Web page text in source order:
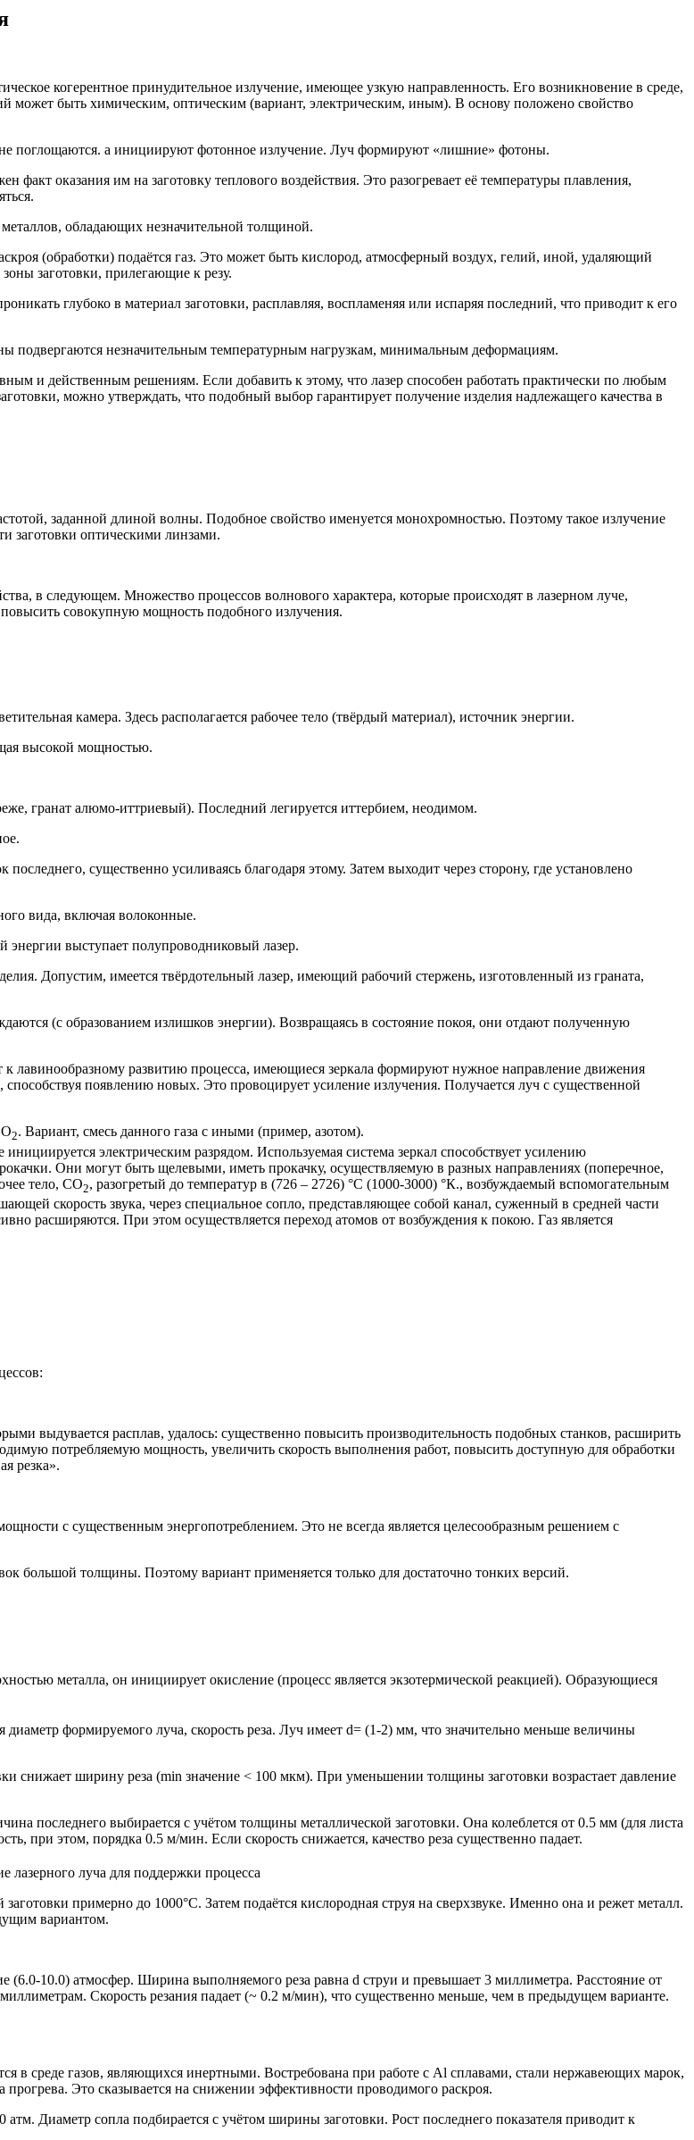
когерентное принудительное излучение, имеющее узкую направленность. Его возникновение в среде,
быть химическим, оптическим (вариант, электрическим, иным). В основу положено свойство
поглощаются. а инициируют фотонное излучение. Луч формируют «лишние» фотоны.
оказания им на заготовку теплового воздействия. Это разогревает её температуры плавления,
обладающих незначительной толщиной.
(обработки) подаётся газ. Это может быть кислород, атмосферный воздух, гелий, иной, удаляющий
заготовки, прилегающие к резу.
глубоко в материал заготовки, расплавляя, воспламеняя или испаряя последний, что приводит к его
подвергаются незначительным температурным нагрузкам, минимальным деформациям.
и действенным решениям. Если добавить к этому, что лазер способен работать практически по любым
можно утверждать, что подобный выбор гарантирует получение изделия надлежащего качества в
заданной длиной волны. Подобное свойство именуется монохромностью. Поэтому такое излучение
заготовки оптическими линзами.
в следующем. Множество процессов волнового характера, которые происходят в лазерном луче,
совокупную мощность подобного излучения.
камера. Здесь располагается рабочее тело (твёрдый материал), источник энергии.
высокой мощностью.
гранат алюмо-иттриевый). Последний легируется иттербием, неодимом.
существенно усиливаясь благодаря этому. Затем выходит через сторону, где установлено
вида, включая волоконные.
энергии выступает полупроводниковый лазер.
Допустим, имеется твёрдотельный лазер, имеющий рабочий стержень, изготовленный из граната,
(с образованием излишков энергии). Возвращаясь в состояние покоя, они отдают полученную
лавинообразному развитию процесса, имеющиеся зеркала формируют нужное направление движения
появлению новых. Это провоцирует усиление излучения. Получается луч с существенной
2. Вариант, смесь данного газа с иными (пример, азотом).
электрическим разрядом. Используемая система зеркал способствует усилению
Они могут быть щелевыми, иметь прокачку, осуществляемую в разных направлениях (поперечное,
тело, СО2, разогретый до температур в (726 – 2726) °С (1000-3000) °К., возбуждаемый вспомогательным
скорость звука, через специальное сопло, представляющее собой канал, суженный в средней части
расширяются. При этом осуществляется переход атомов от возбуждения к покою. Газ является
выдувается расплав, удалось: существенно повысить производительность подобных станков, расширить
потребляемую мощность, увеличить скорость выполнения работ, повысить доступную для обработки
резка».
с существенным энергопотреблением. Это не всегда является целесообразным решением с
большой толщины. Поэтому вариант применяется только для достаточно тонких версий.
металла, он инициирует окисление (процесс является экзотермической реакцией). Образующиеся
формируемого луча, скорость реза. Луч имеет d= (1-2) мм, что значительно меньше величины
снижает ширину реза (min значение < 100 мкм). При уменьшении толщины заготовки возрастает давление
последнего выбирается с учётом толщины металлической заготовки. Она колеблется от 0.5 мм (для листа
при этом, порядка 0.5 м/мин. Если скорость снижается, качество реза существенно падает.
луча для поддержки процесса
примерно до 1000°С. Затем подаётся кислородная струя на сверхзвуке. Именно она и режет металл.
вариантом.
(6.0-10.0) атмосфер. Ширина выполняемого реза равна d струи и превышает 3 миллиметра. Расстояние от
Скорость резания падает (~ 0.2 м/мин), что существенно меньше, чем в предыдущем варианте.
в среде газов, являющихся инертными. Востребована при работе с Al сплавами, стали нержавеющих марок,
Это сказывается на снижении эффективности проводимого раскроя.
Диаметр сопла подбирается с учётом ширины заготовки. Рост последнего показателя приводит к